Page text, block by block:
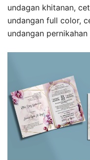
undagan khitanan,
undangan full color,
undangan pernikahan